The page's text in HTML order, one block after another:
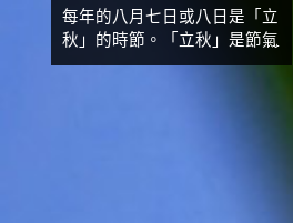
每年的八月七日或八日是「立
秋」的時節。「立秋」是節氣
邁入秋涼的先聲，表示酷熱難